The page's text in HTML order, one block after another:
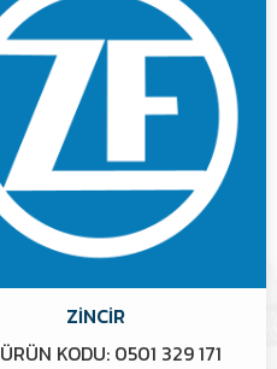
ZİNCİR
ÜRÜN KODU: 0501 329 171